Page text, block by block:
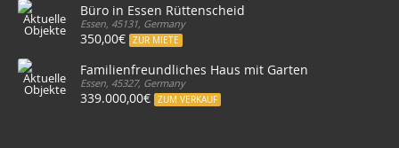
Büro in Essen Rüttenscheid
Essen, 45131, Germany
350,00€ ZUR MIETE
Familienfreundliches Haus mit Garten
Essen, 45327, Germany
339.000,00€ ZUM VERKAUF